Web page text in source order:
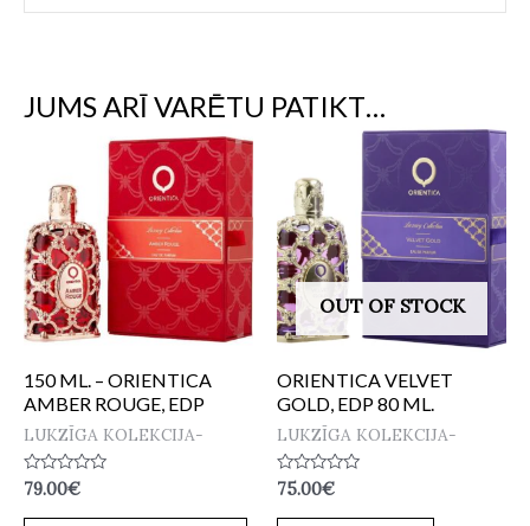
JUMS ARĪ VARĒTU PATIKT…
150 ML. – ORIENTICA
AMBER ROUGE, EDP
LUKZĪGA KOLEKCIJA-
Novērtēts
ar
0
79.00€
OUT OF STOCK
ORIENTICA VELVET
GOLD, EDP 80 ML.
LUKZĪGA KOLEKCIJA-
Novērtēts
ar
0
75.00€